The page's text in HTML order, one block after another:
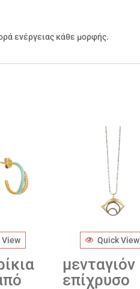
ενέργειας κάθε μορφής.
View Quick View
μενταγιόν
επίχρυσο